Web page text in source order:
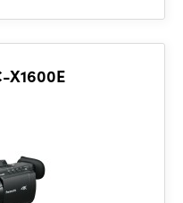
X1600E